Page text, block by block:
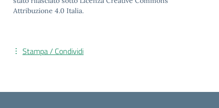
Attribuzione 4.0 Italia.
Stampa / Condividi